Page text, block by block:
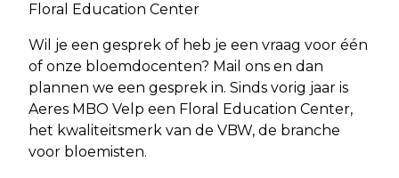
Floral Education Center
Wil je een gesprek of heb je een vraag voor één
of onze bloemdocenten? Mail ons en dan
plannen we een gesprek in. Sinds vorig jaar is
Aeres MBO Velp een Floral Education Center,
het kwaliteitsmerk van de VBW, de branche
voor bloemisten.